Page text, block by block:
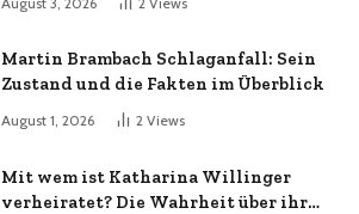
Martin Brambach Schlaganfall: Sein
Zustand und die Fakten im Überblick
August 1, 2026 2 Views
Mit wem ist Katharina Willinger
verheiratet? Die Wahrheit über ihr